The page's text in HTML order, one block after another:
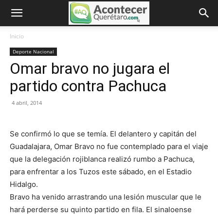
Inicio
Deporte Nacional
Omar bravo no jugara el
partido contra Pachuca
4 abril, 2014
Se confirmó lo que se temía. El delantero y capitán del
Guadalajara, Omar Bravo no fue contemplado para el viaje
que la delegación rojiblanca realizó rumbo a Pachuca,
para enfrentar a los Tuzos este sábado, en el Estadio
Hidalgo.
Bravo ha venido arrastrando una lesión muscular que le
hará perderse su quinto partido en fila. El sinaloense